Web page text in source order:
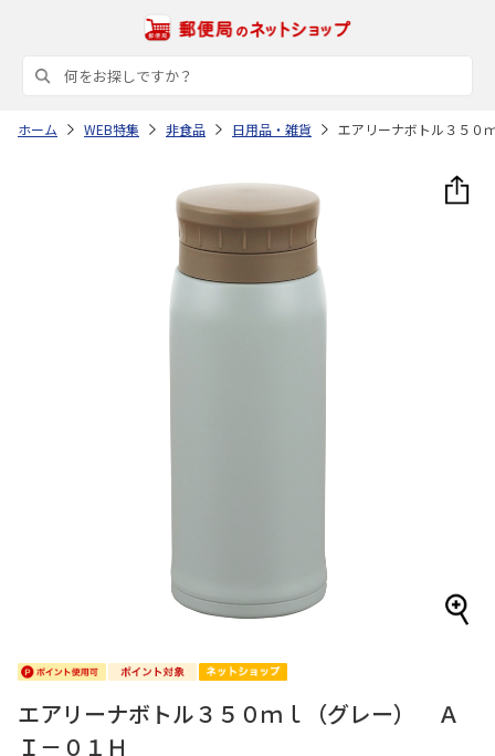
ホーム WEB特集 非食品 日用品・雑貨 エアリーナボトル３５０
エアリーナボトル３５０ｍｌ（グレー） Ａ
Ｉ－０１Ｈ